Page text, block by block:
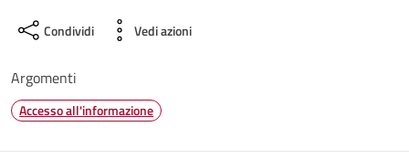
Condividi Vedi azioni
Argomenti
Accesso all'informazione